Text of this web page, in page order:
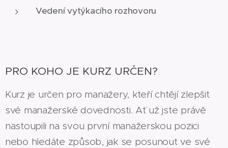
Vedení vytýkacího rozhovoru
PRO KOHO JE KURZ URČEN?
Kurz je určen pro manažery, kteří chtějí zlepšit
své manažerské dovednosti. Ať už jste právě
nastoupili na svou první manažerskou pozici
nebo hledáte způsob, jak se posunout ve své